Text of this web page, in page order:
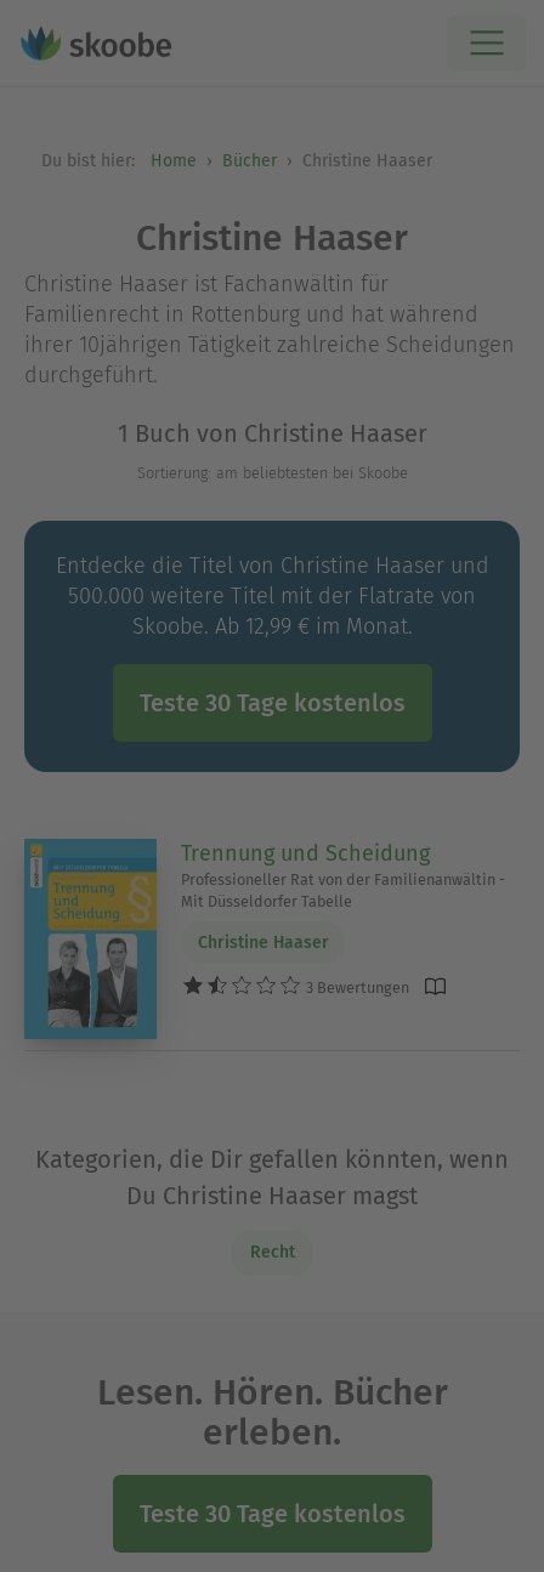
Du bist hier: Home Bücher Christine Haaser
Christine Haaser
Christine Haaser ist Fachanwältin für
Familienrecht in Rottenburg und hat während
ihrer 10jährigen Tätigkeit zahlreiche Scheidungen
durchgeführt.
1 Buch von Christine Haaser
Sortierung: am beliebtesten bei Skoobe
Entdecke die Titel von Christine Haaser und
500.000 weitere Titel mit der Flatrate von
Skoobe. Ab 12,99 € im Monat.
Teste 30 Tage kostenlos
Trennung und Scheidung
Professioneller Rat von der Familienanwältin -
Mit Düsseldorfer Tabelle
Christine Haaser
3 Bewertungen
Kategorien, die Dir gefallen könnten, wenn
Du Christine Haaser magst
Recht
Lesen. Hören. Bücher
erleben.
Teste 30 Tage kostenlos